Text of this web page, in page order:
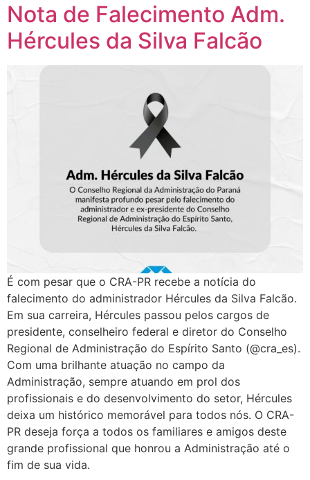
Nota de Falecimento Adm.
Hércules da Silva Falcão
É com pesar que o CRA-PR recebe a notícia do
falecimento do administrador Hércules da Silva Falcão.
Em sua carreira, Hércules passou pelos cargos de
presidente, conselheiro federal e diretor do Conselho
Regional de Administração do Espírito Santo (@cra_es).
Com uma brilhante atuação no campo da
Administração, sempre atuando em prol dos
profissionais e do desenvolvimento do setor, Hércules
deixa um histórico memorável para todos nós. O CRA-
PR deseja força a todos os familiares e amigos deste
grande profissional que honrou a Administração até o
fim de sua vida.